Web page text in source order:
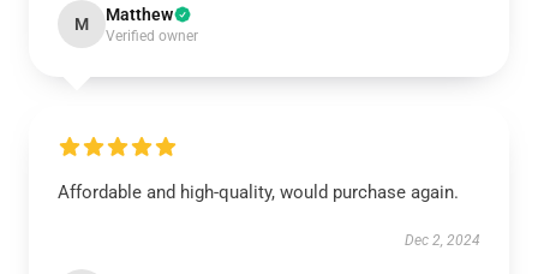
M Matthew
Verified owner
Affordable and high-quality, would purchase again.
Dec 2, 2024